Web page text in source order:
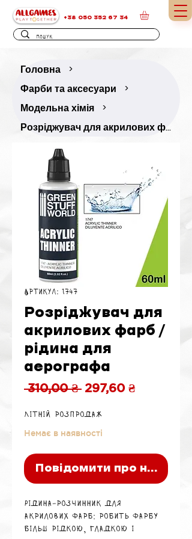
+38 050 352 67 34
Головна >
Фарби та аксесуари >
Модельна хімія >
Розріджувач для акрилових фарб / рідина для аерографа
Артикул: 1747
Розріджувач для
акрилових фарб /
рідина для
аерографа
310,00 ₴ Звичайна
297,60 ₴За
Літній розпродаж
Немає в наявності
Повідомити про
Рідина‑розчинник для
акрилових фарб: робить фарбу
більш рідкою, гладкою і